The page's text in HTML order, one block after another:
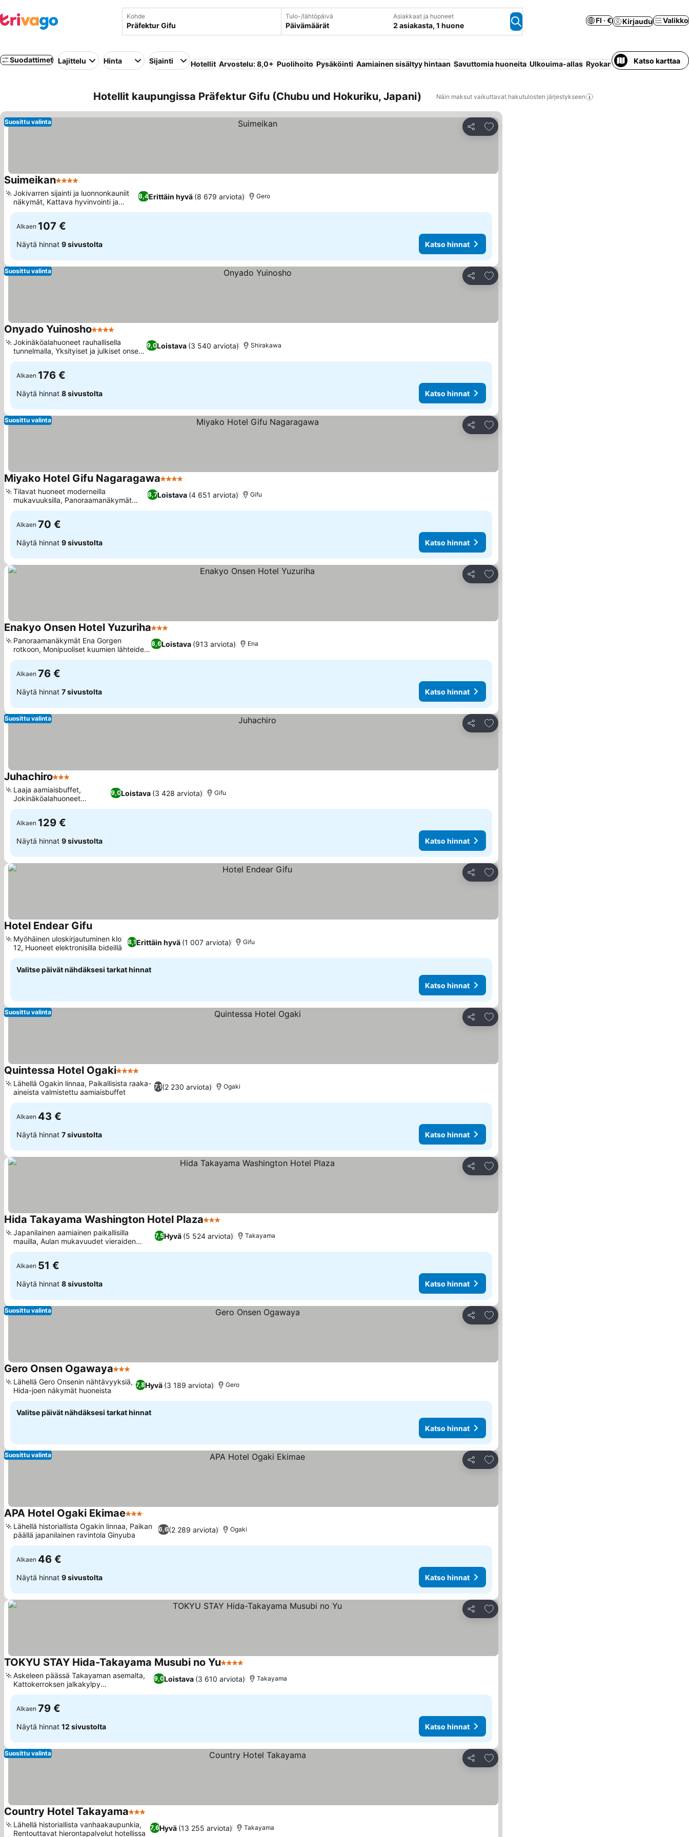
Kohde Tulo-/lähtöpäivä
Päivämäärät
Asiakkaat ja huoneet
2 asiakasta, 1 huone
FI · € Kirjaudu Valikko
Suodattimet Lajittelu Hinta Sijainti Hotellit Arvostelu: 8,0+ Puolihoito Pysäköinti Aamiainen sisältyy hintaan Savuttomia huoneita Ulkouima-allas Ryokan Wi-Fi Lemmikit
Katso karttaa
Hotellit kaupungissa Präfektur Gifu (Chubu und Hokuriku, Japani) Näin maksut vaikuttavat hakutulosten järjestykseen
Jaa
Lisää suosikkeihin
Suosittu valinta
Suimeikan4 Tähtiluokitus
8,4Erittäin hyvä (8 679 arviota)
Jokivarren sijainti ja luonnonkauniit
näkymät, Kattava hyvinvointi ja
virkistys
Gero
Alkaen 107 €
Näytä hinnat 9 sivustolta Katso hinnat
Jaa
Lisää suosikkeihin
Suosittu valinta
Onyado Yuinosho4 Tähtiluokitus
9,0Loistava (3 540 arviota)
Jokinäköalahuoneet rauhallisella
tunnelmalla, Yksityiset ja julkiset onsen-
kylvyt
Shirakawa
Alkaen 176 €
Näytä hinnat 8 sivustolta Katso hinnat
Jaa
Lisää suosikkeihin
Suosittu valinta
Miyako Hotel Gifu Nagaragawa4 Tähtiluokitus
8,7Loistava (4 651 arviota)
Tilavat huoneet moderneilla
mukavuuksilla, Panoraamanäkymät
joelle ja linnalle
Gifu
Alkaen 70 €
Näytä hinnat 9 sivustolta Katso hinnat
Jaa
Lisää suosikkeihin
Enakyo Onsen Hotel Yuzuriha3 Tähtiluokitus
8,6Loistava (913 arviota)
Panoraamanäkymät Ena Gorgen
rotkoon, Monipuoliset kuumien lähteiden
kylvyt
Ena
Alkaen 76 €
Näytä hinnat 7 sivustolta Katso hinnat
Jaa
Lisää suosikkeihin
Suosittu valinta
Juhachiro3 Tähtiluokitus
9,0Loistava (3 428 arviota)
Laaja aamiaisbuffet,
Jokinäköalahuoneet
futoneilla
Gifu
Alkaen 129 €
Näytä hinnat 9 sivustolta Katso hinnat
Jaa
Lisää suosikkeihin
Hotel Endear Gifu
8,1Erittäin hyvä (1 007 arviota)
Myöhäinen uloskirjautuminen klo
12, Huoneet elektronisilla bideillä
Gifu
Valitse päivät nähdäksesi tarkat hinnat
Katso hinnat
Jaa
Lisää suosikkeihin
Suosittu valinta
Quintessa Hotel Ogaki4 Tähtiluokitus
7,1(2 230 arviota)
Lähellä Ogakin linnaa, Paikallisista raaka-
aineista valmistettu aamiaisbuffet
Ogaki
Alkaen 43 €
Näytä hinnat 7 sivustolta Katso hinnat
Jaa
Lisää suosikkeihin
Hida Takayama Washington Hotel Plaza3 Tähtiluokitus
7,5Hyvä (5 524 arviota)
Japanilainen aamiainen paikallisilla
mauilla, Aulan mukavuudet vieraiden
käyttöön
Takayama
Alkaen 51 €
Näytä hinnat 8 sivustolta Katso hinnat
Jaa
Lisää suosikkeihin
Suosittu valinta
Gero Onsen Ogawaya3 Tähtiluokitus
7,8Hyvä (3 189 arviota)
Lähellä Gero Onsenin nähtävyyksiä,
Hida-joen näkymät huoneista
Gero
Valitse päivät nähdäksesi tarkat hinnat
Katso hinnat
Jaa
Lisää suosikkeihin
Suosittu valinta
APA Hotel Ogaki Ekimae3 Tähtiluokitus
6,6(2 289 arviota)
Lähellä historiallista Ogakin linnaa, Paikan
päällä japanilainen ravintola Ginyuba
Ogaki
Alkaen 46 €
Näytä hinnat 9 sivustolta Katso hinnat
Jaa
Lisää suosikkeihin
TOKYU STAY Hida-Takayama Musubi no Yu4 Tähtiluokitus
9,0Loistava (3 610 arviota)
Askeleen päässä Takayaman asemalta,
Kattokerroksen jalkakylpy
vuoristonäköalalla
Takayama
Alkaen 79 €
Näytä hinnat 12 sivustolta Katso hinnat
Jaa
Lisää suosikkeihin
Suosittu valinta
Country Hotel Takayama3 Tähtiluokitus
7,6Hyvä (13 255 arviota)
Lähellä historiallista vanhaakaupunkia,
Rentouttavat hierontapalvelut hotellissa
Takayama